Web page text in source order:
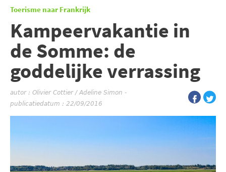
Toerisme naar Frankrijk
Kampeervakantie in
de Somme: de
goddelijke verrassing
autor : Olivier Cottier / Adeline Simon -
publicatiedatum : 22/09/2016